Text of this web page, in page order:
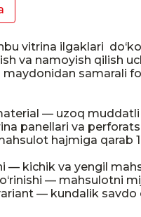
vitrina ilgaklari
va namoyish qilish
samarali
— uzoq muddatli
panellari va
hajmiga qarab
— kichik va yengil
— mahsulotni
— kundalik